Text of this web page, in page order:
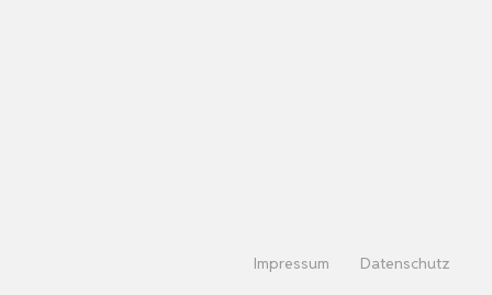
Impressum Datenschutz